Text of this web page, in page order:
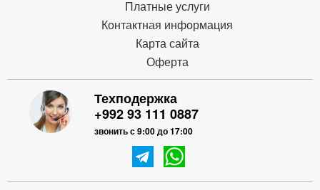
Платные услуги
Контактная информация
Карта сайта
Оферта
Техподержка
+992 93 111 0887
звонить с 9:00 до 17:00